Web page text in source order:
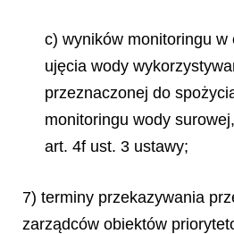
c) wyników monitoringu w
ujęcia wody
przeznaczonej do
monitoringu wody
art. 4f ust. 3 ustawy;
7) terminy przekazywania
zarządców obiektów